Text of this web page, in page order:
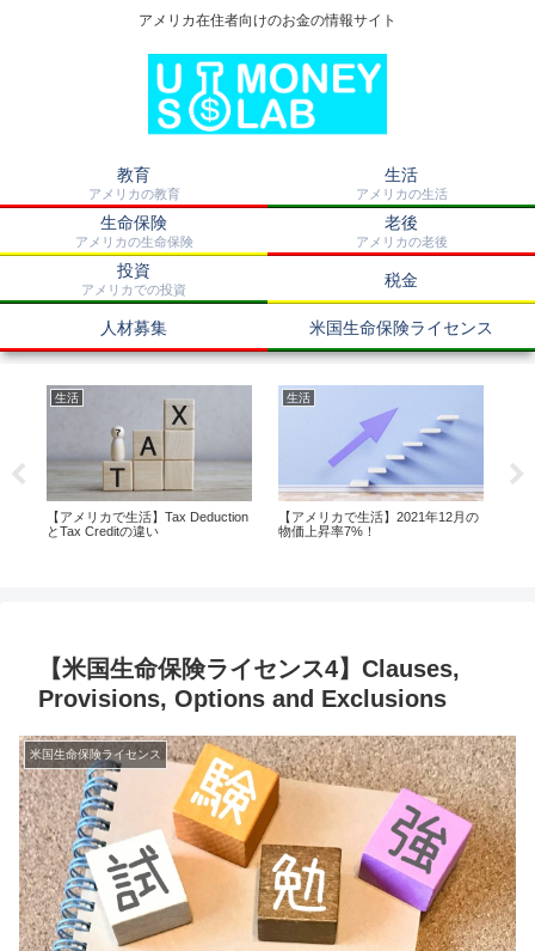
アメリカ在住者向けのお金の情報サイト
教育
アメリカの教育
生活
アメリカの生活
生命保険
アメリカの生命保険
老後
アメリカの老後
投資
アメリカでの投資 税金
人材募集 米国生命保険ライセンス
生活
【アメリカで生活】Tax Deduction
とTax Creditの違い
生活
【アメリカで生活】2021年12月の
物価上昇率7%！
【米国生命保険ライセンス4】Clauses,
Provisions, Options and Exclusions
米国生命保険ライセンス